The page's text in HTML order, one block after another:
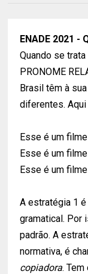
ENADE 2021 -
Quando se
PRONOME
Brasil têm à
diferentes. Aqui
Esse é um
Esse é um filme
Esse é um filme
A estratégia 1
gramatical. Por
padrão. A
normativa, é
copiadora. Tem